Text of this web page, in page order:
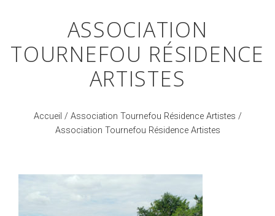
ASSOCIATION
TOURNEFOU RÉSIDENCE
ARTISTES
Accueil / Association Tournefou Résidence Artistes /
Association Tournefou Résidence Artistes